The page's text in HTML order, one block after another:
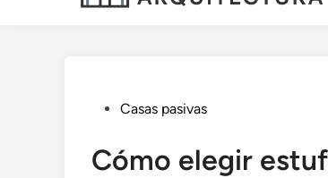
Publicado
Casas pasivas
Cómo elegir